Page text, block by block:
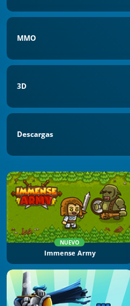
MMO
3D
Descargas
NUEVO
Immense Army